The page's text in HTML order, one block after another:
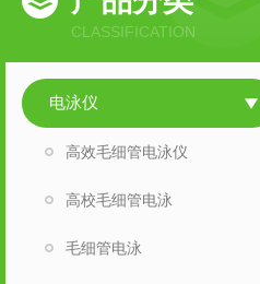
CLASSIFICATION
电泳仪
高效毛细管电泳仪
高校毛细管电泳
毛细管电泳